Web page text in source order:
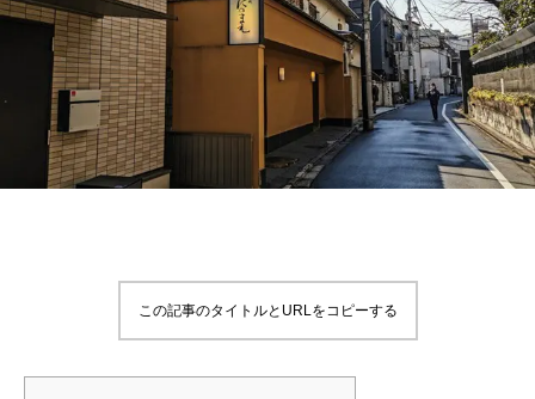
この記事のタイトルとURLをコピーする